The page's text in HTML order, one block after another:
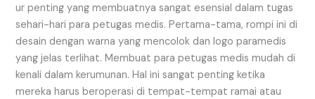
ur penting yang membuatnya sangat esensial dalam tugas
sehari-hari para petugas medis. Pertama-tama, rompi ini di
desain dengan warna yang mencolok dan logo paramedis
yang jelas terlihat. Membuat para petugas medis mudah di
kenali dalam kerumunan. Hal ini sangat penting ketika
mereka harus beroperasi di tempat-tempat ramai atau